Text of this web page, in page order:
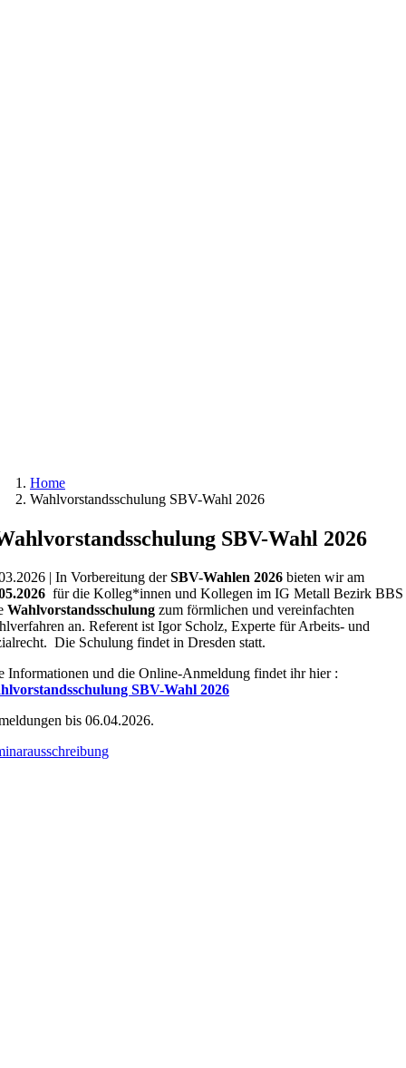
Home
Wahlvorstandsschulung SBV-Wahl 2026
SBV-Wahl 2026
| In Vorbereitung derSBV-Wahlen 2026 bieten wir am
für die Kolleg*innen und Kollegen im IG Metall Bezirk BBS
Wahlvorstandsschulung zum förmlichen und vereinfachten
an. Referent ist Igor Scholz, Experte für Arbeits- und
Die Schulung findet in Dresden statt.
Informationen und die Online-Anmeldung findet ihr hier :
SBV-Wahl 2026
bis 06.04.2026.